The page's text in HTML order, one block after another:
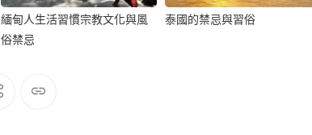
緬甸人生活習慣宗教文化與風
俗禁忌
泰國的禁忌與習俗